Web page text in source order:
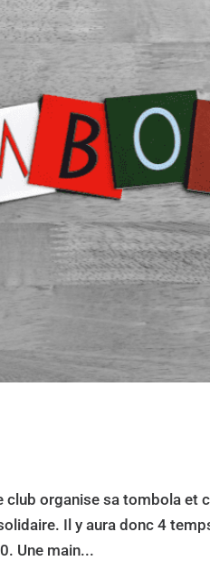
organise sa tombola et
Il y aura donc 4
Une main...